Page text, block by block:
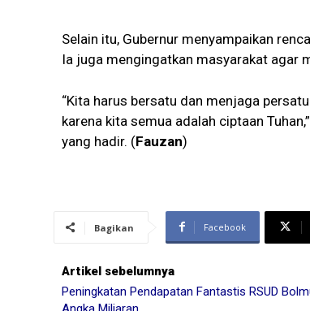
Selain itu, Gubernur menyampaikan
Ia juga mengingatkan masyarakat agar
“Kita harus bersatu dan menjaga
karena kita semua adalah ciptaan
yang hadir. (Fauzan)
Bagikan Facebook
Artikel sebelumnya
Peningkatan Pendapatan Fantastis RSUD